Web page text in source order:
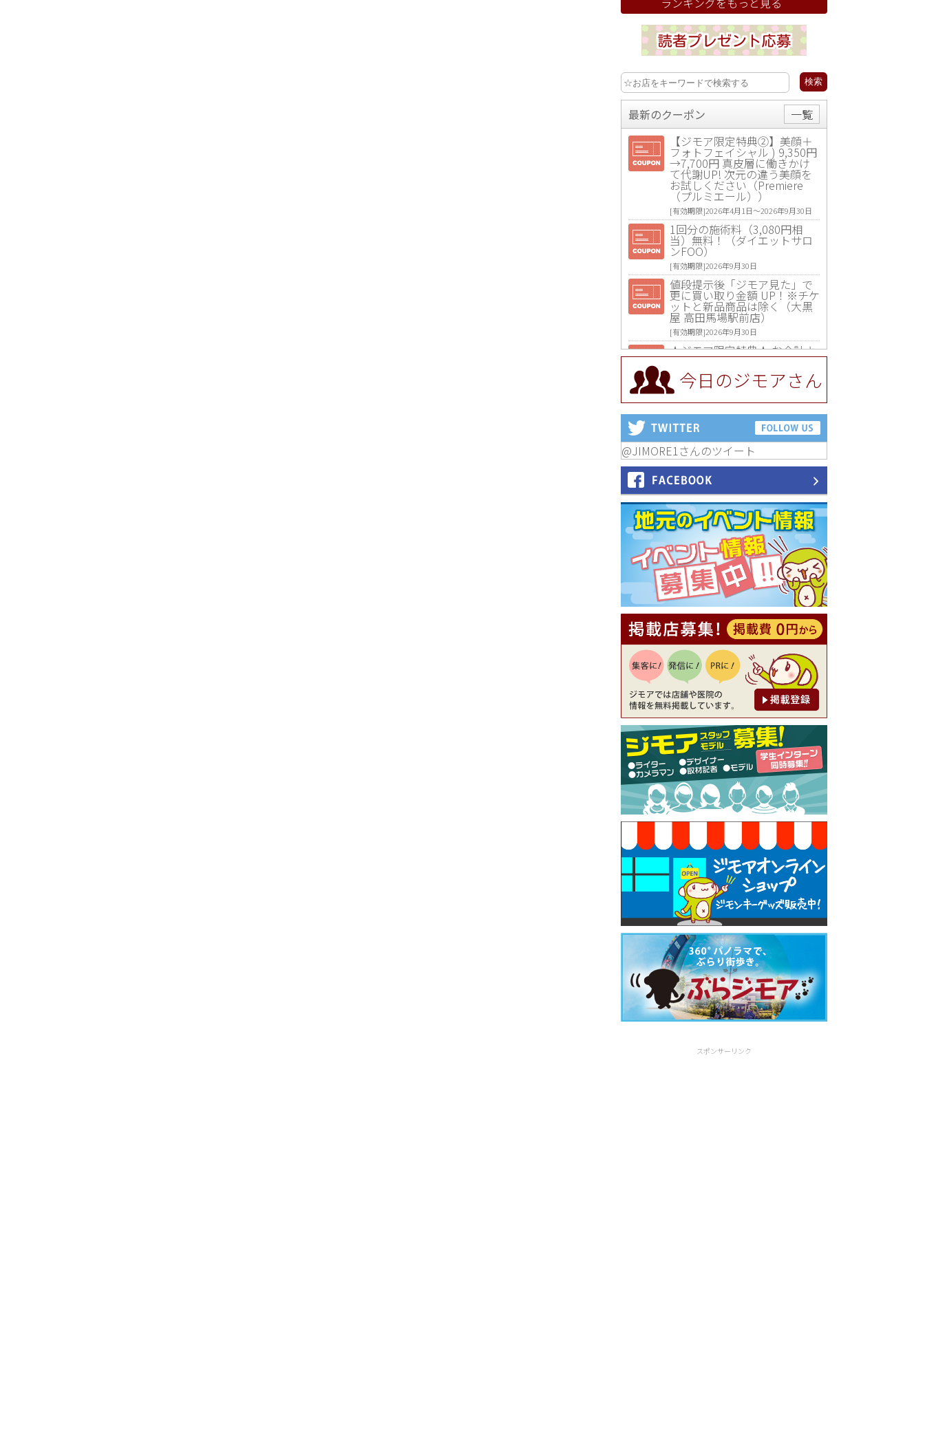
最新のクーポン
一覧
【ジモア限定特典②】美顔＋
フォトフェイシャル ) 9,350円
→7,700円 真皮層に働きかけ
て代謝UP! 次元の違う美顔を
お試しください（Premiere
（プルミエール））
[有効期限]2026年4月1日〜2026年9月30日
1回分の施術料（3,080円相
当）無料！（ダイエットサロ
ンFOO）
[有効期限]2026年9月30日
値段提示後「ジモア見た」で
更に買い取り金額 UP！※チケ
ットと新品商品は除く（大黒
屋 高田馬場駅前店）
[有効期限]2026年9月30日
★ジモア限定特典★ お会計よ
り全品5％OFF（ナチュラル＆
ハンドメイドショップ［マキ
マキ］）
[有効期限]2026年9月30日まで
【ジモア限定①】初回割引 特
価 VIO脱毛11,000円⇒8,800円
（メンズ専門ワックス脱毛サ
ロン Mickle（ミックル））
【ジモア読者特典2】コース 3,
500円→3,000円（料理5品+2
時間飲み放題）（創作イタリ
アン Pia Cuore（ピアクオー
レ））
[有効期限]2026年9月30日
【ジモア読者特典1】料理全品
20％OFF ※18時以降（創作イ
タリアン Pia Cuore（ピアクオ
ーレ））
[有効期限]2026年9月30日
【ジモア限定②】初回割引 特
価 鼻毛脱毛 半額 2,200円⇒1,1
00円（メンズ専門ワックス脱
毛サロン Mickle（ミック
ル））
[有効期限]2026年9月30日
【ジモア限定特典①】まつ毛
カール 3,850円→ 2,750円（Pr
emiere（プルミエール））
[有効期限]2026年9月30日
焼き餃子 一皿サービス（餃子
酒場たっちゃん 西早稲田
店）
[有効期限]2026年9月30日
今日のジモアさん
@JIMORE1さんのツイート
スポンサーリンク